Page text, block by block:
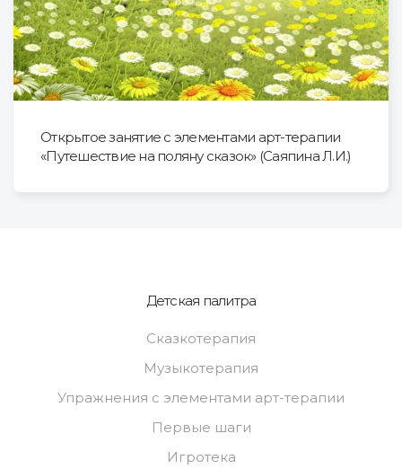
Открытое занятие с элементами арт-терапии
«Путешествие на поляну сказок» (Саяпина Л.И.)
Детская палитра
Сказкотерапия
Музыкотерапия
Упражнения с элементами арт-терапии
Первые шаги
Игротека